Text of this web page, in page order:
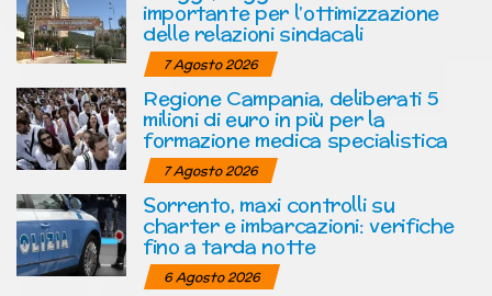
importante per l’ottimizzazione
delle relazioni sindacali
7 Agosto 2026
Regione Campania, deliberati 5
milioni di euro in più per la
formazione medica specialistica
7 Agosto 2026
Sorrento, maxi controlli su
charter e imbarcazioni: verifiche
fino a tarda notte
6 Agosto 2026